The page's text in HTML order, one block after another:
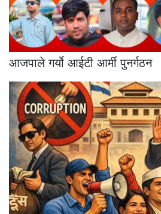
आजपाले गर्यो आईटी आर्मी पुनर्गठन